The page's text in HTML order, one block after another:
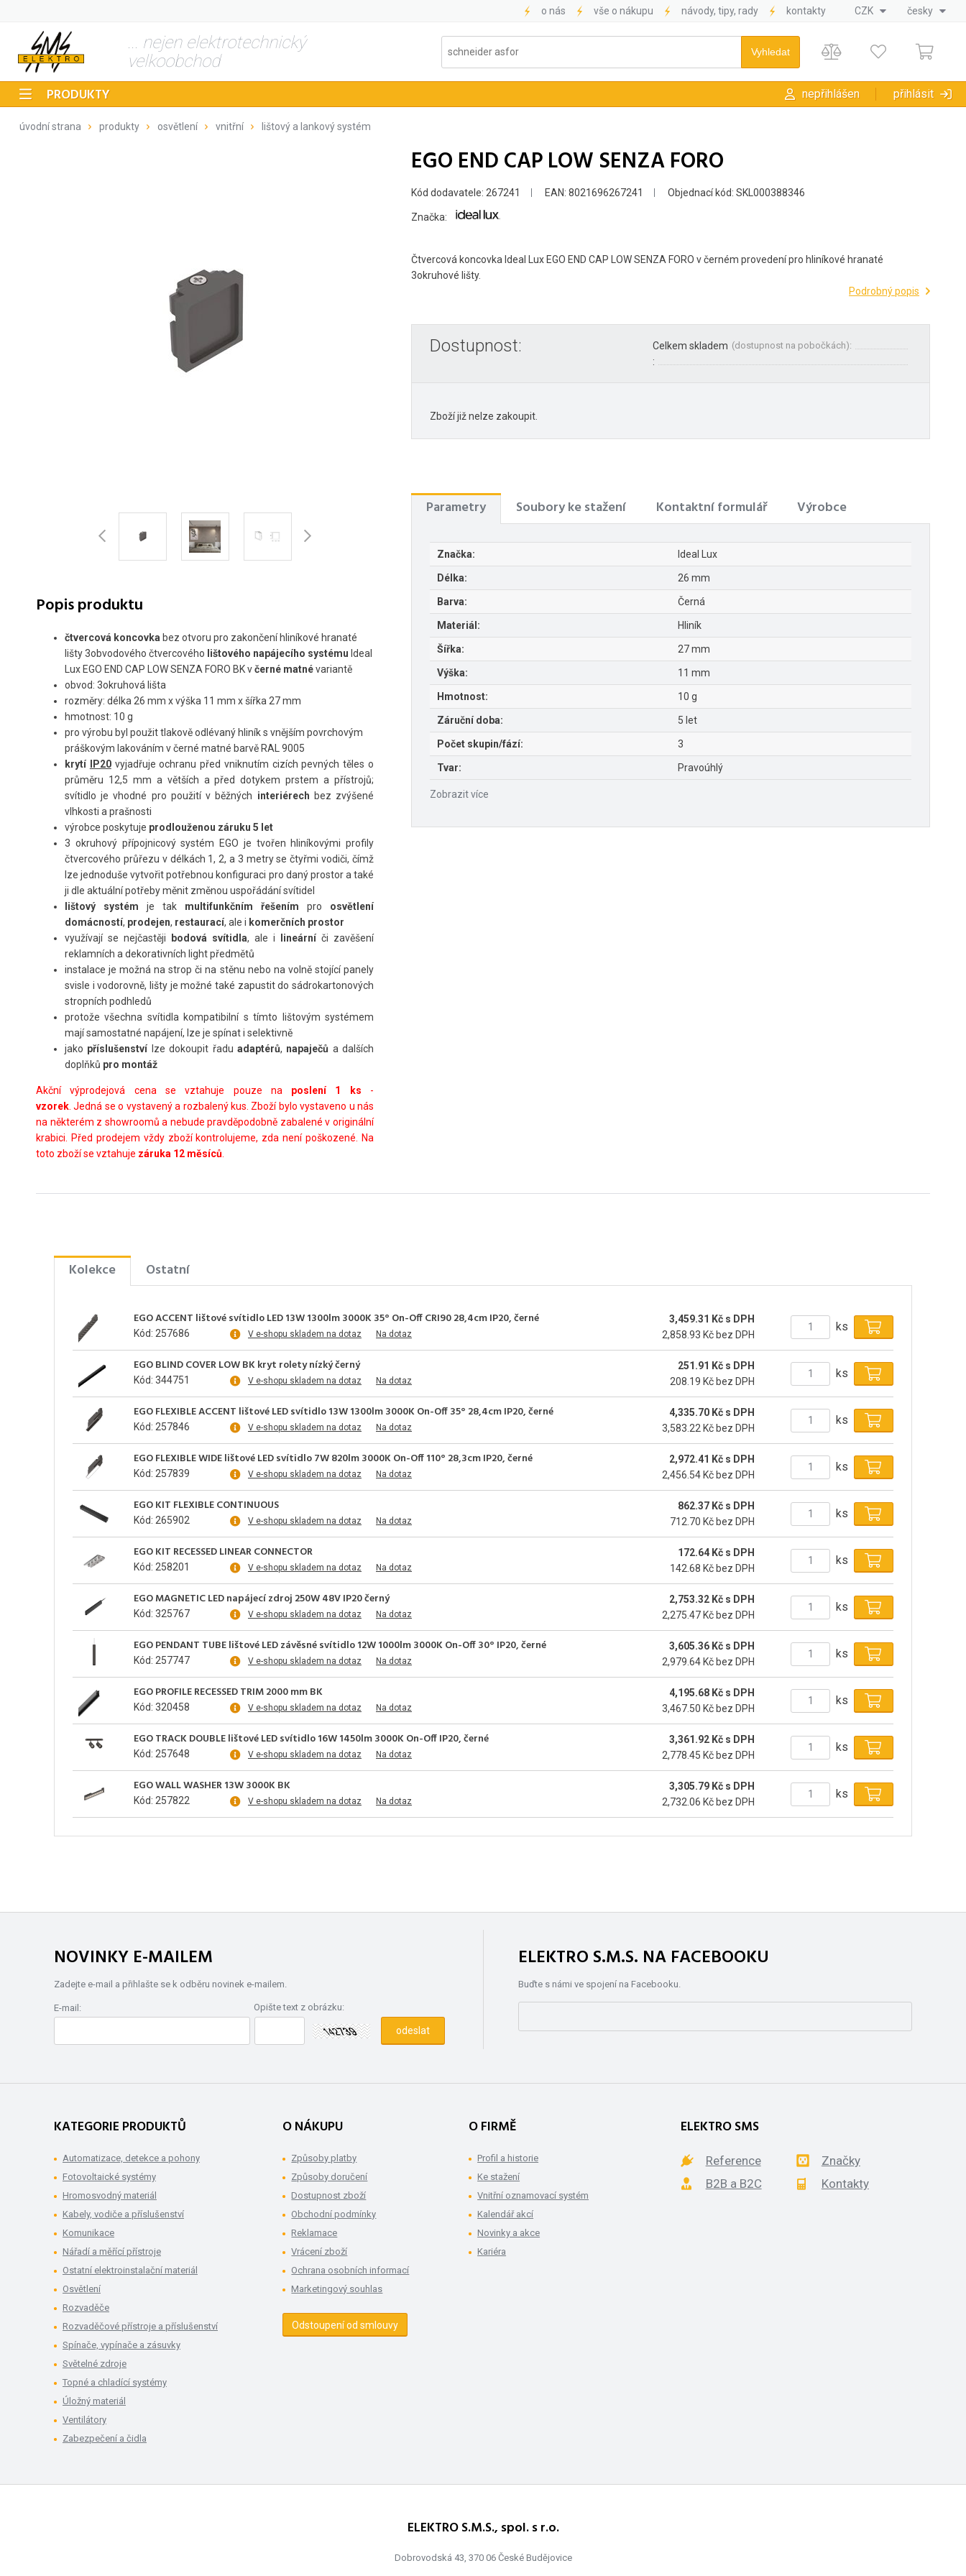
o nás vše o nákupu návody, tipy, rady kontakty CZK česky
... nejen elektrotechnický
velkoobchod
PRODUKTY nepřihlášen přihlásit
úvodní strana produkty osvětlení vnitřní lištový a lankový systém
Popis produktu
čtvercová koncovka bez otvoru pro zakončení hliníkové hranaté
lišty 3obvodového čtvercového lištového napájecího systému Ideal
Lux EGO END CAP LOW SENZA FORO BK včerné matnévariantě
obvod: 3okruhová lišta
rozměry: délka 26 mm x výška 11 mm x šířka 27 mm
hmotnost: 10 g
pro výrobu byl použit tlakově odlévaný hliník s vnějším povrchovým
práškovým lakováním v černé matné barvě RAL 9005
krytí
IP20vyjadřuje ochranu před vniknutím cizích pevných těles o
průměru 12,5 mm a větších a před dotykem prstem a přístrojů;
svítidlo je vhodné pro použití v běžných interiérech bez zvýšené
vlhkosti a prašnosti
výrobce poskytuje prodlouženou záruku 5 let
3 okruhový přípojnicový systém EGO je tvořen hliníkovými profily
čtvercového průřezu v délkách 1, 2, a 3 metry se čtyřmi vodiči, čímž
lze jednoduše vytvořit potřebnou konfiguraci pro daný prostor a také
ji dle aktuální potřeby měnit změnou uspořádání svítidel
lištový systém je tak multifunkčním řešením pro osvětlení
domácností, prodejen, restaurací, ale i komerčních prostor
využívají se nejčastěji
bodová svítidla, ale i lineárníči zavěšení
reklamních a dekorativních light předmětů
instalace je možná na strop či na stěnu nebo na volně stojící panely
svisle i vodorovně, lišty je možné také zapustit do sádrokartonových
stropních podhledů
protože všechna svítidla kompatibilní s tímto lištovým systémem
mají samostatné napájení, lze je spínat i selektivně
jako příslušenství lze dokoupit řadu adaptérů, napaječů a dalších
doplňků pro montáž
Akční výprodejová cena se vztahuje pouze na poslení 1 ks -
vzorek . Jedná se o vystavený a rozbalený kus. Zboží bylo vystaveno u nás
na některém z showroomů a nebude pravděpodobně zabalené v originální
krabici. Před prodejem vždy zboží kontrolujeme, zda není poškozené. Na
toto zboží se vztahuje záruka 12 měsíců
EGO END CAP LOW SENZA FORO
Kód dodavatele: 267241 EAN: 8021696267241 Objednací kód: SKL000388346
Značka:
Čtvercová koncovka Ideal Lux EGO END CAP LOW SENZA FORO v černém provedení pro hliníkové hranaté
3okruhové lišty.
Podrobný popis
Dostupnost: Celkem skladem (dostupnost na pobočkách):
:
Zboží již nelze zakoupit.
Parametry Soubory ke stažení Kontaktní formulář Výrobce
Značka: Ideal Lux
Délka: 26 mm
Barva: Černá
Materiál: Hliník
Šířka: 27 mm
Výška: 11 mm
Hmotnost: 10 g
Záruční doba: 5 let
Počet skupin/fází: 3
Tvar: Pravoúhlý
Zobrazit více
Kolekce Ostatní
EGO ACCENT lištové svítidlo LED 13W 1300lm 3000K 35° On-Off CRI90 28,4cm IP20, černé
Kód: 257686 V e-shopu skladem na dotaz Na dotaz
3,459.31 Kč s DPH
2,858.93 Kč bez DPH
ks
EGO BLIND COVER LOW BK kryt rolety nízký černý
Kód: 344751 V e-shopu skladem na dotaz Na dotaz
251.91 Kč s DPH
208.19 Kč bez DPH
ks
EGO FLEXIBLE ACCENT lištové LED svítidlo 13W 1300lm 3000K On-Off 35° 28,4cm IP20, černé
Kód: 257846 V e-shopu skladem na dotaz Na dotaz
4,335.70 Kč s DPH
3,583.22 Kč bez DPH
ks
EGO FLEXIBLE WIDE lištové LED svítidlo 7W 820lm 3000K On-Off 110° 28,3cm IP20, černé
Kód: 257839 V e-shopu skladem na dotaz Na dotaz
2,972.41 Kč s DPH
2,456.54 Kč bez DPH
ks
EGO KIT FLEXIBLE CONTINUOUS
Kód: 265902 V e-shopu skladem na dotaz Na dotaz
862.37 Kč s DPH
712.70 Kč bez DPH
ks
EGO KIT RECESSED LINEAR CONNECTOR
Kód: 258201 V e-shopu skladem na dotaz Na dotaz
172.64 Kč s DPH
142.68 Kč bez DPH
ks
EGO MAGNETIC LED napájecí zdroj 250W 48V IP20 černý
Kód: 325767 V e-shopu skladem na dotaz Na dotaz
2,753.32 Kč s DPH
2,275.47 Kč bez DPH
ks
EGO PENDANT TUBE lištové LED závěsné svítidlo 12W 1000lm 3000K On-Off 30° IP20, černé
Kód: 257747 V e-shopu skladem na dotaz Na dotaz
3,605.36 Kč s DPH
2,979.64 Kč bez DPH
ks
EGO PROFILE RECESSED TRIM 2000 mm BK
Kód: 320458 V e-shopu skladem na dotaz Na dotaz
4,195.68 Kč s DPH
3,467.50 Kč bez DPH
ks
EGO TRACK DOUBLE lištové LED svítidlo 16W 1450lm 3000K On-Off IP20, černé
Kód: 257648 V e-shopu skladem na dotaz Na dotaz
3,361.92 Kč s DPH
2,778.45 Kč bez DPH
ks
EGO WALL WASHER 13W 3000K BK
Kód: 257822 V e-shopu skladem na dotaz Na dotaz
3,305.79 Kč s DPH
2,732.06 Kč bez DPH
ks
NOVINKY E-MAILEM
Zadejte e-mail a přihlašte se k odběru novinek e-mailem.
E-mail: Opište text z obrázku:
ELEKTRO S.M.S. NA FACEBOOKU
Buďte s námi ve spojení na Facebooku.
KATEGORIE PRODUKTŮ
Automatizace, detekce a pohony
Fotovoltaické systémy
Hromosvodný materiál
Kabely, vodiče a příslušenství
Komunikace
Nářadí a měřící přístroje
Ostatní elektroinstalační materiál
Osvětlení
Rozvaděče
Rozvaděčové přístroje a příslušenství
Spínače, vypínače a zásuvky
Světelné zdroje
Topné a chladící systémy
Úložný materiál
Ventilátory
Zabezpečení a čidla
O NÁKUPU
Způsoby platby
Způsoby doručení
Dostupnost zboží
Obchodní podmínky
Reklamace
Vrácení zboží
Ochrana osobních informací
Marketingový souhlas
Odstoupení od smlouvy
O FIRMĚ
Profil a historie
Ke stažení
Vnitřní oznamovací systém
Kalendář akcí
Novinky a akce
Kariéra
ELEKTRO SMS
Reference
Značky
B2B a B2C
Kontakty
ELEKTRO S.M.S., spol. s r.o.
Dobrovodská 43, 370 06 České Budějovice